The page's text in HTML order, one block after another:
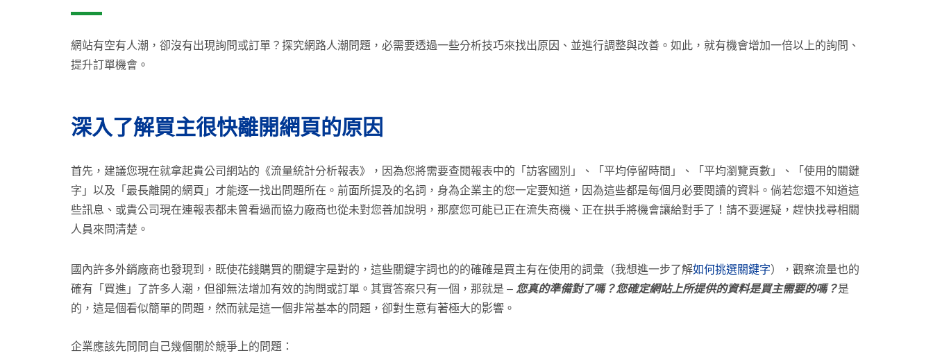
網站有空有人潮，卻沒有出現詢問或訂單？探究網路人潮問題，必需要透過一些分析技巧來找出原因、並進行調整與改善。如此，就有機會增加一倍以上的詢問、
提升訂單機會。
深入了解買主很快離開網頁的原因
首先，建議您現在就拿起貴公司網站的《流量統計分析報表》，因為您將需要查閱報表中的「訪客國別」、「平均停留時間」、「平均瀏覽頁數」、「使用的關鍵
字」以及「最長離開的網頁」才能逐一找出問題所在。前面所提及的名詞，身為企業主的您一定要知道，因為這些都是每個月必要閱讀的資料。倘若您還不知道這
些訊息、或貴公司現在連報表都未曾看過而協力廠商也從未對您善加說明，那麼您可能已正在流失商機、正在拱手將機會讓給對手了！請不要遲疑，趕快找尋相關
人員來問清楚。
國內許多外銷廠商也發現到，既使花錢購買的關鍵字是對的，這些關鍵字詞也的的確確是買主有在使用的詞彙（我想進一步了解如何挑選關鍵字），觀察流量也的
確有「買進」了許多人潮，但卻無法增加有效的詢問或訂單。其實答案只有一個，那就是 – 您真的準備對了嗎？您確定網站上所提供的資料是買主需要的嗎？是
的，這是個看似簡單的問題，然而就是這一個非常基本的問題，卻對生意有著極大的影響。
企業應該先問問自己幾個關於競爭上的問題：